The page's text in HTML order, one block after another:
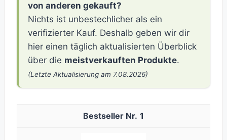
von anderen gekauft?
Nichts ist unbestechlicher als ein
verifizierter Kauf. Deshalb geben wir dir
hier einen täglich aktualisierten Überblick
über die meistverkauften Produkte.
(Letzte Aktualisierung am 7.08.2026)
1